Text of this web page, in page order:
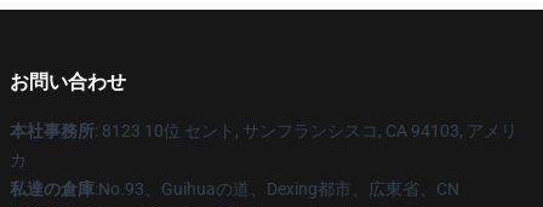
お問い合わせ
本社事務所: 8123 10位 セント, サンフランシスコ, CA 94103, アメリ
カ
私達の倉庫:No.93、Guihuaの道、Dexing都市、広東省、CN